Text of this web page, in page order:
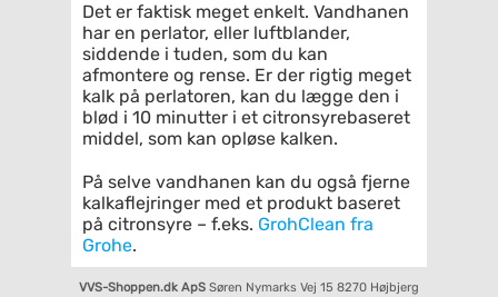
Det er faktisk meget enkelt. Vandhanen
har en perlator, eller luftblander,
siddende i tuden, som du kan
afmontere og rense. Er der rigtig meget
kalk på perlatoren, kan du lægge den i
blød i 10 minutter i et citronsyrebaseret
middel, som kan opløse kalken.
På selve vandhanen kan du også fjerne
kalkaflejringer med et produkt baseret
på citronsyre – f.eks. GrohClean fra
Grohe.
VVS-Shoppen.dk ApS Søren Nymarks Vej 15 8270 Højbjerg